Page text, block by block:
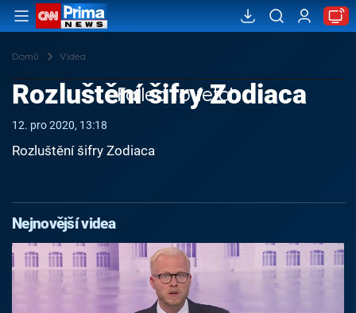
Domů Videa
Failed to fetch
Rozluštění šifry Zodiaca
12. pro 2020, 13:18
Rozluštění šifry Zodiaca
Nejnovější videa